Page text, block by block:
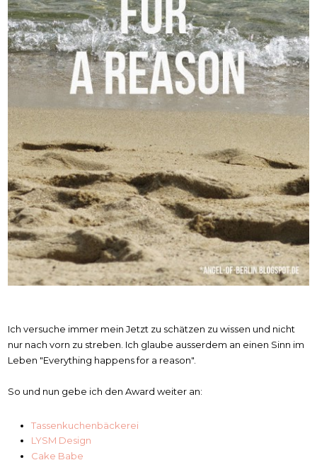
Ich versuche immer mein Jetzt zu schätzen zu wissen und nicht
nur nach vorn zu streben. Ich glaube ausserdem an einen Sinn im
Leben "Everything happens for a reason".
So und nun gebe ich den Award weiter an:
Tassenkuchenbäckerei
LYSM Design
Cake Babe